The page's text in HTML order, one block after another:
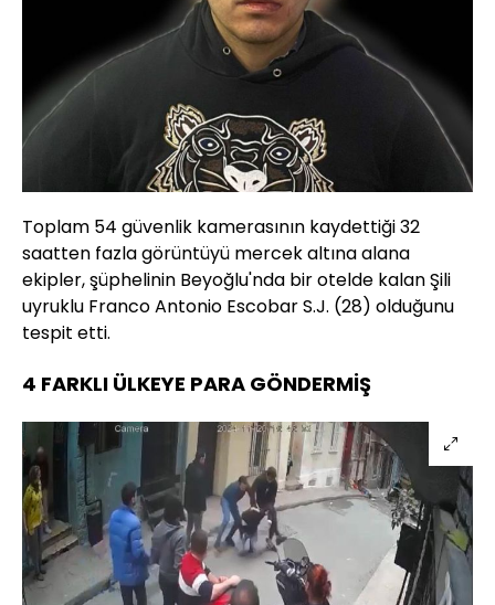
Toplam 54 güvenlik kamerasının kaydettiği 32
saatten fazla görüntüyü mercek altına alana
ekipler, şüphelinin Beyoğlu'nda bir otelde kalan Şili
uyruklu Franco Antonio Escobar S.J. (28) olduğunu
tespit etti.
4 FARKLI ÜLKEYE PARA GÖNDERMİŞ